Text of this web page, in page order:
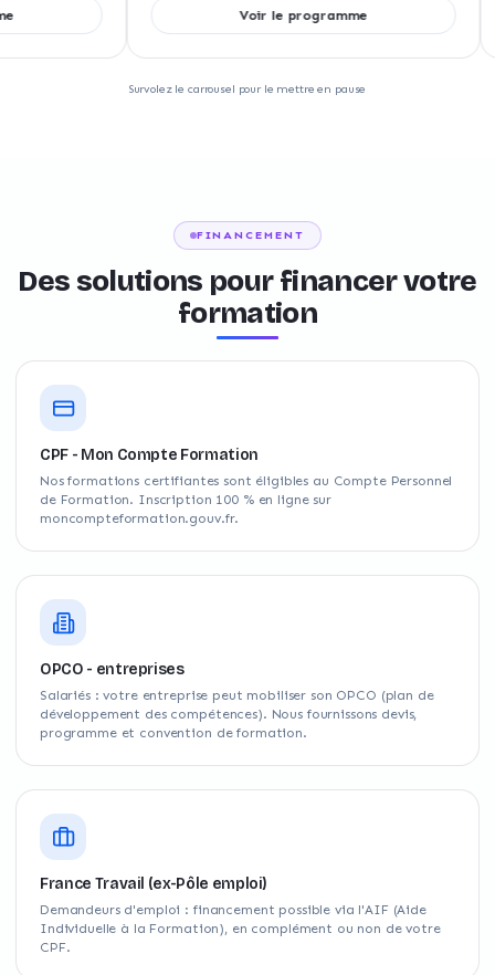
Voir le programme
Survolez le carrousel pour le mettre en pause
FINANCEMENT
Des solutions pour financer votre
formation
CPF - Mon Compte Formation
Nos formations certifiantes sont éligibles au Compte Personnel
de Formation. Inscription 100 % en ligne sur
moncompteformation.gouv.fr.
OPCO - entreprises
Salariés : votre entreprise peut mobiliser son OPCO (plan de
développement des compétences). Nous fournissons devis,
programme et convention de formation.
France Travail (ex-Pôle emploi)
Demandeurs d'emploi : financement possible via l'AIF (Aide
Individuelle à la Formation), en complément ou non de votre
CPF.